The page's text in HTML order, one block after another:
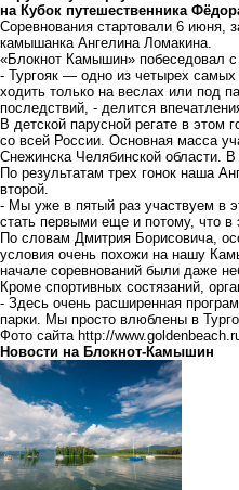
на Кубок путешественника
Соревнования стартовали 6 июня,
камышанка Ангелина Ломакина.
«Блокнот Камышин» побеседовал
- Тургояк — одно из четырех
ходить только на веслах или под
последствий, - делится
В детской парусной регате в этом
со всей России. Основная масса
Снежинска Челябинской области.
По результатам трех гонок наша
второй.
- Мы уже в пятый раз участвуем в
стать первыми еще и потому, что в
По словам Дмитрия Борисовича,
условия очень похожи на нашу
начале соревнований были даже
Кроме спортивных состязаний,
- Здесь очень расширенная
парки. Мы просто влюблены в
Фото сайта http://
Новости на Блoкнoт-Камышин